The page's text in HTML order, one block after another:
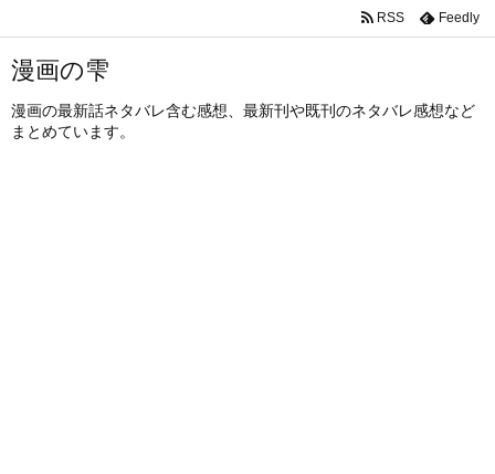
漫画の雫
漫画の最新話ネタバレ含む感想、最新刊や既刊のネタバレ感想など
まとめています。
RSS Feedly